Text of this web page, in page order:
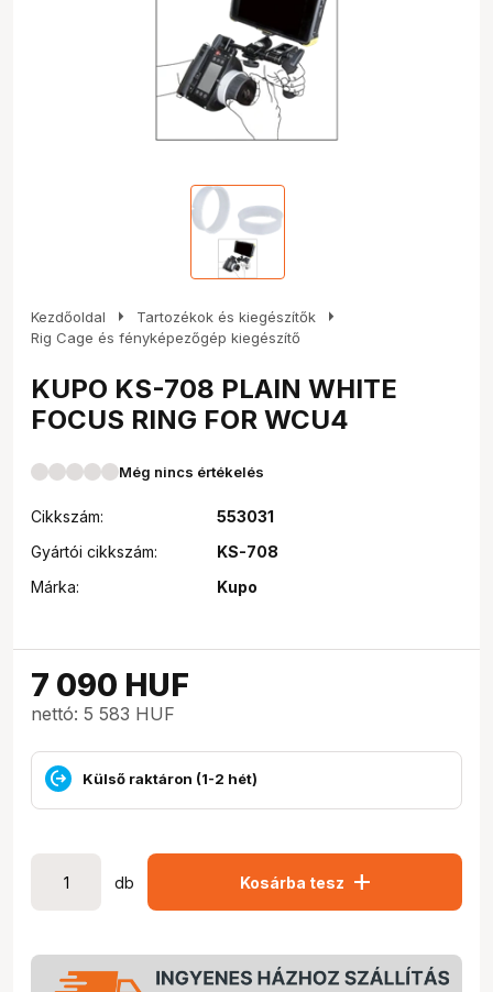
Kezdőoldal arrow_right Tartozékok és kiegészítők arrow_right
Rig Cage és fényképezőgép kiegészítő
KUPO KS-708 PLAIN WHITE
FOCUS RING FOR WCU4
Még nincs értékelés
Cikkszám:
553031
Gyártói cikkszám:
KS-708
Márka:
Kupo
7 090 HUF
nettó: 5 583 HUF
Külső raktáron (1-2 hét)
db Kosárba tesz add